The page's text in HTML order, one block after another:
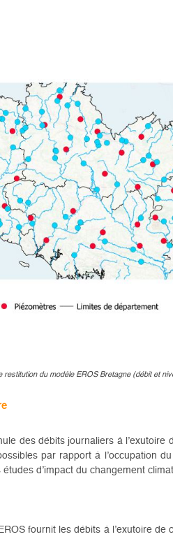
restitution du modèle EROS Bretagne (débit et
des débits journaliers à
par rapport à l’occupation
d’impact du changement
fournit les débits à l’exutoire